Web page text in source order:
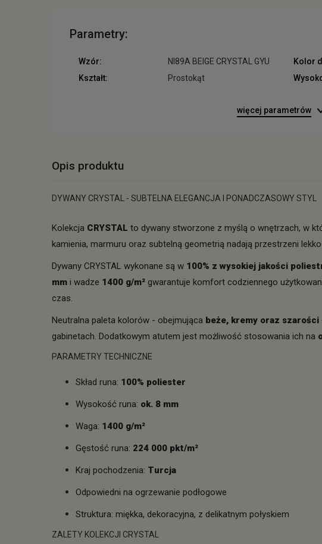
Parametry:
Wzór: NI89A BEIGE CRYSTAL GYU Kolor
Kształt:
Prostokąt
więcej parametrów
Opis produktu
DYWANY CRYSTAL - SUBTELNA ELEGANCJA I PONADCZASOWY STYL
Kolekcja CRYSTAL to dywany stworzone z myślą o wnętrzach, w
kamienia, marmuru oraz subtelną geometrią nadają przestrzeni
Dywany CRYSTAL wykonane są w 100% z wysokiej jakości
mm i wadze 1400 g/m² gwarantuje komfort codziennego
czas.
Neutralna paleta kolorów - obejmująca beże, kremy oraz szarości
gabinetach. Dodatkowym atutem jest możliwość stosowania ich na
PARAMETRY TECHNICZNE
Skład runa: 100% poliester
Wysokość runa: ok. 8 mm
Waga: 1400 g/m²
Gęstość runa: 224 000 pkt/m²
Kraj pochodzenia: Turcja
Odpowiedni na ogrzewanie podłogowe
Struktura: miękka, dekoracyjna, z delikatnym połyskiem
ZALETY KOLEKCJI CRYSTAL